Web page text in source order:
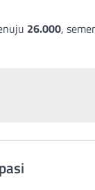
26.000,